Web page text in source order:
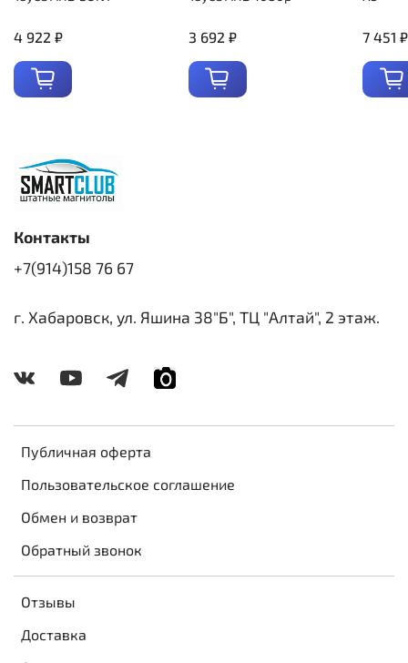
4 922 ₽ 3 692 ₽ 7 451 ₽
Публичная оферта
Пользовательское соглашение
Обмен и возврат
Обратный звонок
Отзывы
Доставка
Контакты
+7(914)158 76 67
г. Хабаровск, ул. Яшина 38"Б", ТЦ "Алтай", 2 этаж.